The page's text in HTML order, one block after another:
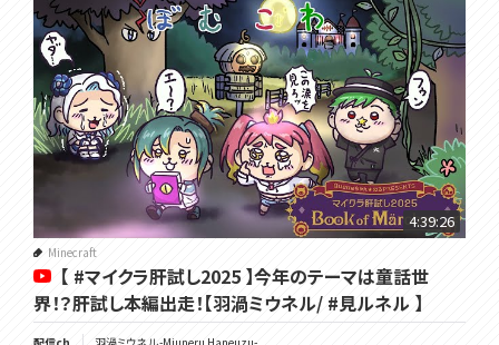
4:39:26
Minecraft
【 #マイクラ肝試し2025 】今年のテーマは童話世
界！？肝試し本編出走！【羽渦ミウネル/ #見ルネル 】